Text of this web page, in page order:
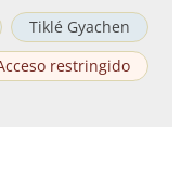
Tiklé Gyachen
restringido